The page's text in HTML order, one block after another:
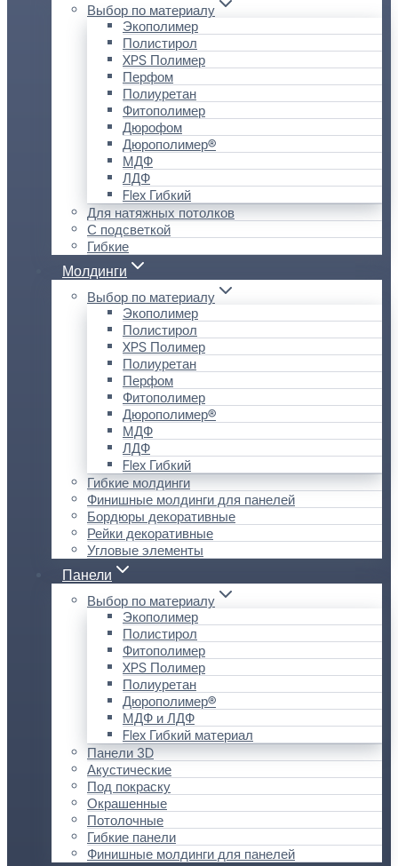
Выбор по материалу
Экополимер
Полистирол
XPS Полимер
Перфом
Полиуретан
Фитополимер
Дюрофом
Дюрополимер®
МДФ
ЛДФ
Flex Гибкий
Для натяжных потолков
С подсветкой
Гибкие
Молдинги
Выбор по материалу
Экополимер
Полистирол
XPS Полимер
Полиуретан
Перфом
Фитополимер
Дюрополимер®
МДФ
ЛДФ
Flex Гибкий
Гибкие молдинги
Финишные молдинги для панелей
Бордюры декоративные
Рейки декоративные
Угловые элементы
Панели
Выбор по материалу
Экополимер
Полистирол
Фитополимер
XPS Полимер
Полиуретан
Дюрополимер®
МДФ и ЛДФ
Flex Гибкий материал
Панели 3D
Акустические
Под покраску
Окрашенные
Потолочные
Гибкие панели
Финишные молдинги для панелей